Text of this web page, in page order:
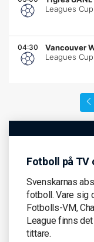
Leagues Cup
04:30 Vancouver
Leagues Cup
Fotboll på TV
Svenskarnas
fotboll. Vare sig
Fotbolls-VM,
League finns
tittare.